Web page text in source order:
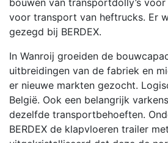
voor transport van heftrucks. Er
gezegd bij BERDEX.
In Wanroij groeiden de
uitbreidingen van de fabriek en
er nieuwe markten gezocht.
België. Ook een belangrijk
dezelfde transportbehoeften.
BERDEX de klapvloeren trailer